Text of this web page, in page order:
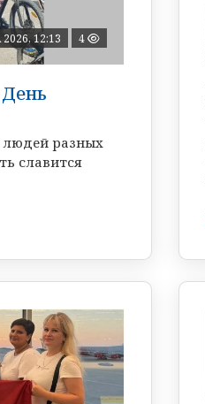
12:13 4
людей разных
славится